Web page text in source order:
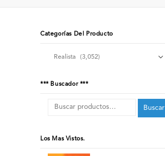
Categorías Del Producto
*** Buscador ***
Buscar
Los Mas Vistos.